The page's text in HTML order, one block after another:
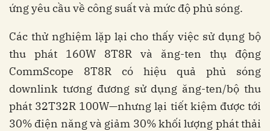
ứng yêu cầu về công suất và mức độ phủ sóng.
Các thử nghiệm lặp lại cho thấy việc sử dụng bộ
thu phát 160W 8T8R và ăng-ten thụ động
CommScope 8T8R có hiệu quả phủ sóng
downlink tương đương sử dụng ăng-ten/bộ thu
phát 32T32R 100W—nhưng lại tiết kiệm được tới
30% điện năng và giảm 30% khối lượng phát thải